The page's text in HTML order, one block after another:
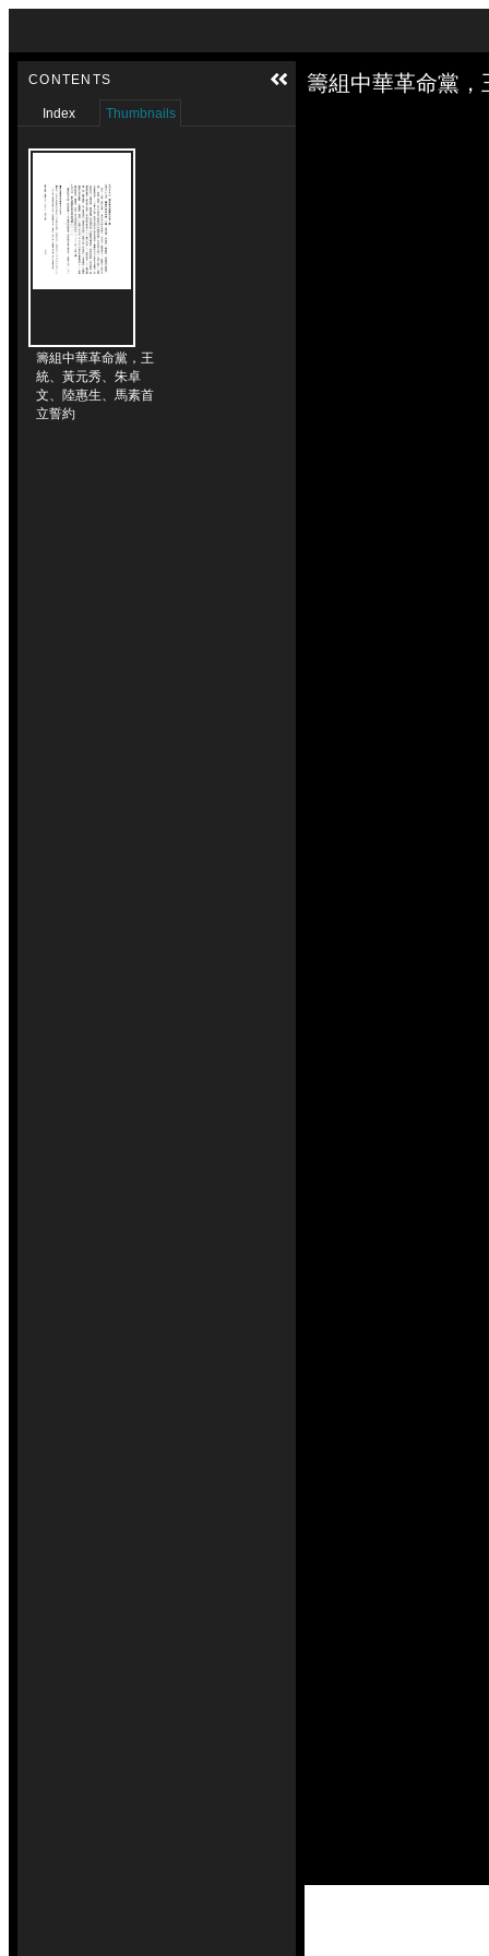
Media Viewer
籌組中華革命黨
CONTENTS
Index Thumbnails
籌組中華革命黨，王
統、黃元秀、朱卓
文、陸惠生、馬素首
立誓約